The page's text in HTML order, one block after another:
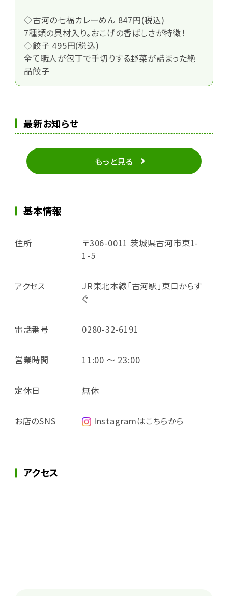
◇古河の七福カレーめん 847円(税込)
7種類の具材入り。おこげの香ばしさが特徴！
◇餃子 495円(税込)
全て職人が包丁で手切りする野菜が詰まった絶
品餃子
最新お知らせ
もっと見る
基本情報
住所
〒306-0011 茨城県古河市東1-
1-5
アクセス
JR東北本線「古河駅」東口からす
ぐ
電話番号 0280-32-6191
営業時間 11:00 ～ 23:00
定休日 無休
お店のSNS Instagramはこちらから
アクセス